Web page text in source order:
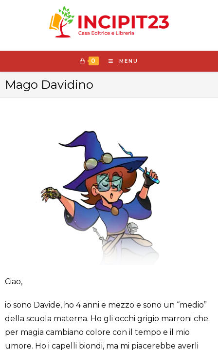
0 MENU
Mago Davidino
Ciao,
io sono Davide, ho 4 anni e mezzo e sono un “medio”
della scuola materna. Ho gli occhi grigio marroni che
per magia cambiano colore con il tempo e il mio
umore. Ho i capelli biondi, ma mi piacerebbe averli